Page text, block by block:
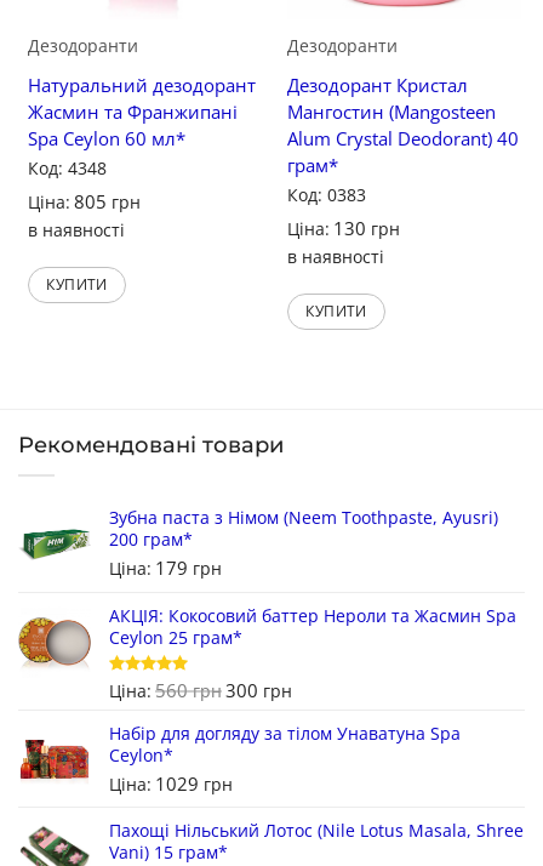
Дезодоранти
Натуральний дезодорант
Жасмин та Франжипані
Spa Ceylon 60 мл*
Код: 4348
Ціна: 805 грн
в наявності
КУПИТИ
Дезодоранти
Дезодорант Кристал
Мангостин (Mangosteen
Alum Crystal Deodorant) 40
грам*
Код: 0383
Ціна: 130 грн
в наявності
КУПИТИ
Рекомендовані товари
Зубна паста з Німом (Neem Toothpaste, Ayusri)
200 грам*
Ціна: 179 грн
АКЦІЯ: Кокосовий баттер Нероли та Жасмин Spa
Ceylon 25 грам*
Оцінено в
5з 5
Ціна: 560грн300 грн
Набір для догляду за тілом Унаватуна Spa
Ceylon*
Ціна: 1029 грн
Пахощі Нільський Лотос (Nile Lotus Masala, Shree
Vani) 15 грам*